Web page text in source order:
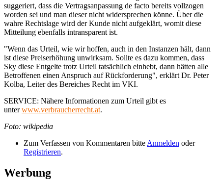
suggeriert, dass die Vertragsanpassung de facto bereits vollzogen
worden sei und man dieser nicht widersprechen könne. Über die
wahre Rechtslage wird der Kunde nicht aufgeklärt, womit diese
Mitteilung ebenfalls intransparent ist.
"Wenn das Urteil, wie wir hoffen, auch in den Instanzen hält, dann
ist diese Preiserhöhung unwirksam. Sollte es dazu kommen, dass
Sky diese Entgelte trotz Urteil tatsächlich einhebt, dann hätten alle
Betroffenen einen Anspruch auf Rückforderung", erklärt Dr. Peter
Kolba, Leiter des Bereiches Recht im VKI.
SERVICE: Nähere Informationen zum Urteil gibt es
unterwww.verbraucherrecht.at.
Foto: wikipedia
Zum Verfassen von Kommentaren bitte Anmelden oder
Registrieren.
Werbung